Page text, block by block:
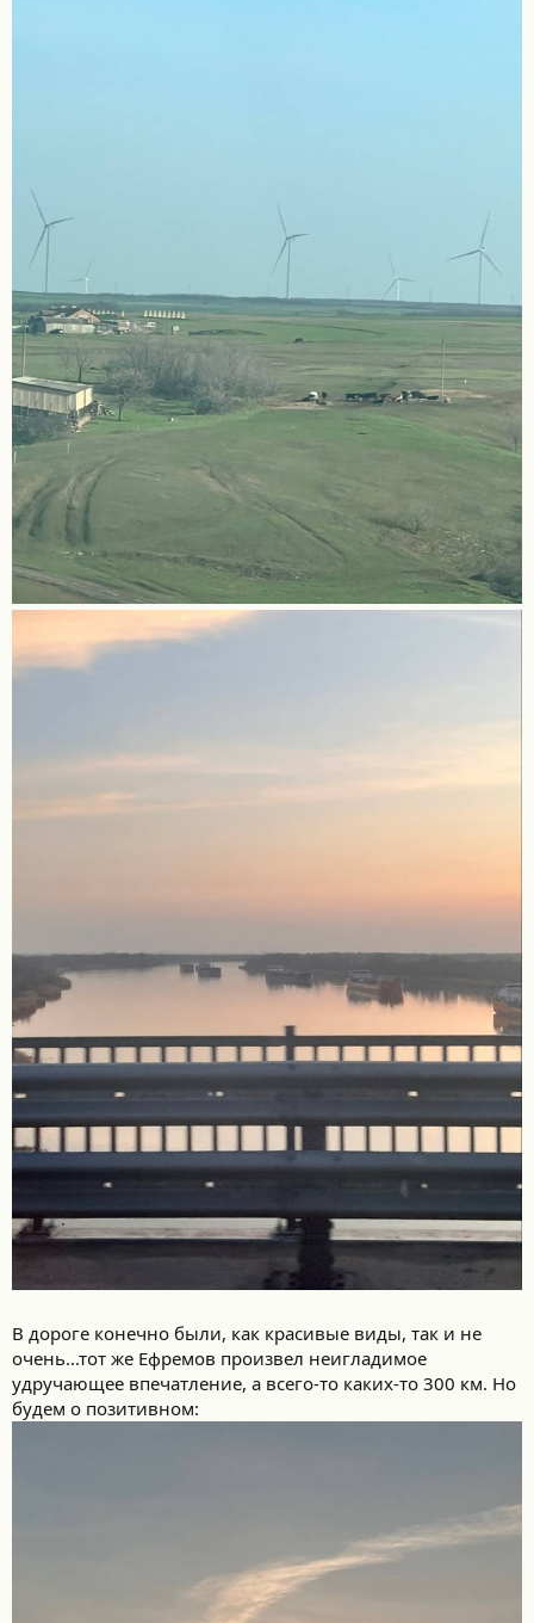
В дороге конечно были, как красивые виды, так и не
очень...тот же Ефремов произвел неигладимое
удручающее впечатление, а всего-то каких-то 300 км. Но
будем о позитивном: